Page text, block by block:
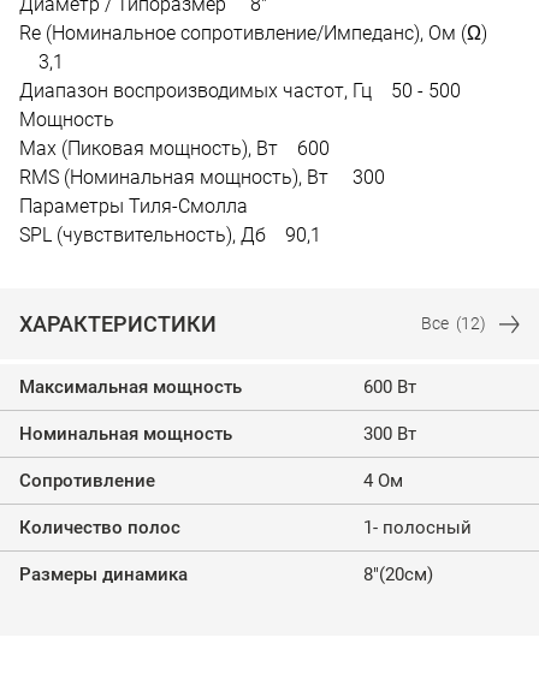
Re (Номинальное сопротивление/Импеданс), Ом (Ω)
3,1
Диапазон воспроизводимых частот, Гц 50 - 500
Мощность
Max (Пиковая мощность), Вт 600
RMS (Номинальная мощность), Вт 300
Параметры Тиля-Смолла
SPL (чувствительность), Дб 90,1
ХАРАКТЕРИСТИКИ Все (12)
Максимальная мощность 600 Вт
Номинальная мощность 300 Вт
Сопротивление 4 Ом
Количество полос 1- полосный
Размеры динамика 8"(20см)